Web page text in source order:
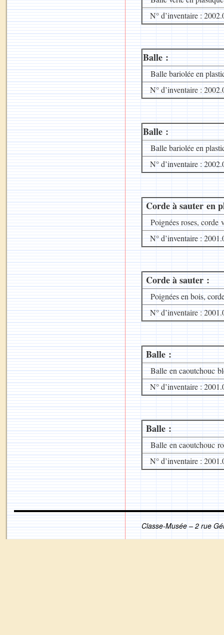
N° d’inventaire :
Balle :
Balle bariolée en
N° d’inventaire :
Balle :
Balle bariolée en
N° d’inventaire :
Corde à sauter en
Poignées roses, corde
N° d’inventaire :
Corde à sauter :
Poignées en bois,
N° d’inventaire :
Balle :
Balle en caoutchouc
N° d’inventaire :
Balle :
Balle en caoutchouc
N° d’inventaire :
Classe-Musée – 2 rue